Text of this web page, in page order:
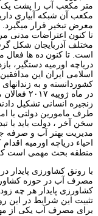
متر مکعب آب را پشت یک
مکعب آن شبکه آبیاری
معرض تبخیر قرار میگیرد.
تا کنون اعتراضات مدنی
مختلف آذربایجان شکل
است. تا کنون ده ها
دریاچه اورمیه دستگیر،
اسلامی ایران این
کشوردانسته و به
در ماه
زنجیره انسانی تشکیل
طرف مامورین دولتی با
سخن آخر ، دولت باید با
مدیریت بهتر آب و صرفه
احیاء دریاچه اورمیه
منطقه بحث مهمی است که
با رونق کشاورزی پایدار
مصرف آب در حوزه
تثبیت این شرایط در این
برای مصرف آب یکی از مهم